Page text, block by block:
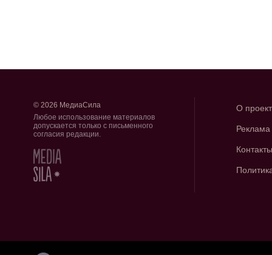
© 2026 МедиаСила
Любое использование материалов
допускается только с письменного
согласия редакции.
О
Реклама
Контакты